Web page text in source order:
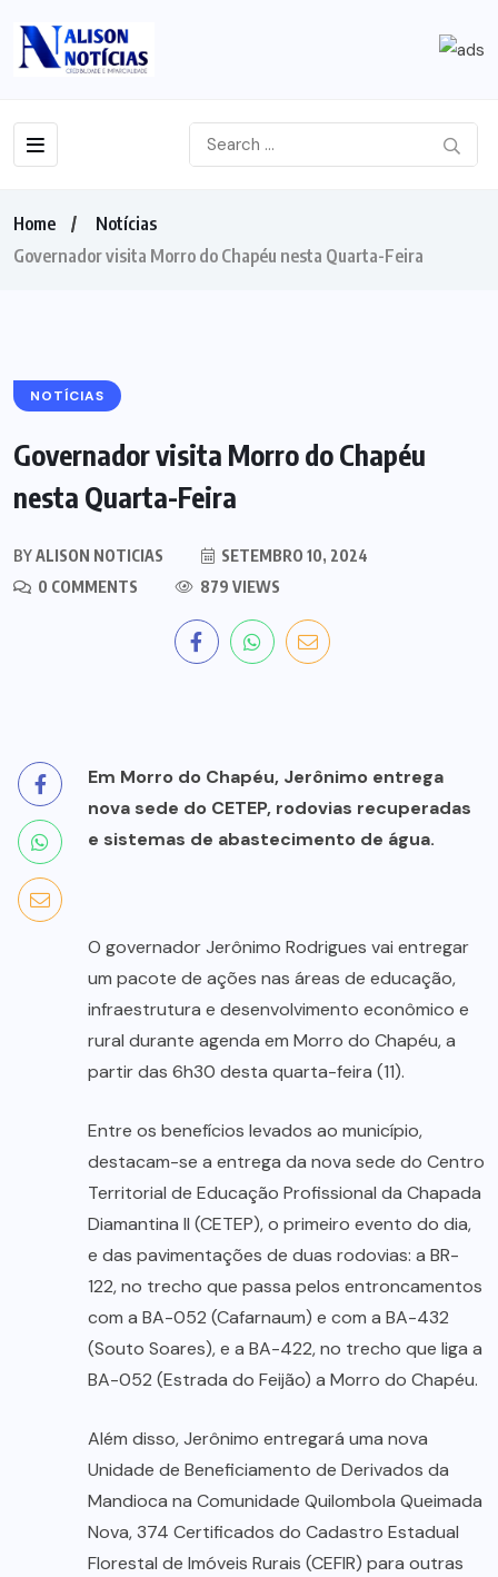
Home
Notícias
Governador visita Morro do Chapéu nesta Quarta-Feira
NOTÍCIAS
Governador visita Morro do Chapéu
nesta Quarta-Feira
BYALISON NOTICIAS
SETEMBRO 10, 2024
0 COMMENTS
879 VIEWS
Em Morro do Chapéu, Jerônimo entrega
nova sede do CETEP, rodovias recuperadas
e sistemas de abastecimento de água.
O governador Jerônimo Rodrigues vai entregar
um pacote de ações nas áreas de educação,
infraestrutura e desenvolvimento econômico e
rural durante agenda em Morro do Chapéu, a
partir das 6h30 desta quarta-feira (11).
Entre os benefícios levados ao município,
destacam-se a entrega da nova sede do Centro
Territorial de Educação Profissional da Chapada
Diamantina II (CETEP), o primeiro evento do dia,
e das pavimentações de duas rodovias: a BR-
122, no trecho que passa pelos entroncamentos
com a BA-052 (Cafarnaum) e com a BA-432
(Souto Soares), e a BA-422, no trecho que liga a
BA-052 (Estrada do Feijão) a Morro do Chapéu.
Além disso, Jerônimo entregará uma nova
Unidade de Beneficiamento de Derivados da
Mandioca na Comunidade Quilombola Queimada
Nova, 374 Certificados do Cadastro Estadual
Florestal de Imóveis Rurais (CEFIR) para outras